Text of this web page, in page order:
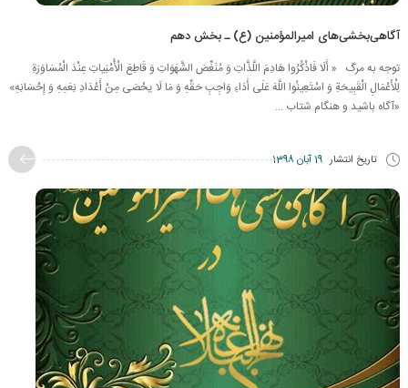
آگاهی‌بخشی‌های امیرالمؤمنین (ع) ـ بخش دهم
توجه به مرگ « أَلَا فَاذْكُرُوا هَادِمَ اللَّذَّاتِ وَ مُنَغِّصَ الشَّهَوَاتِ وَ قَاطِعَ الْأُمْنِیاتِ عِنْدَ الْمُسَاوَرَةِ
لِلْأَعْمَالِ الْقَبِیحَةِ وَ اسْتَعِینُوا اللَّهَ عَلَى أَدَاءِ وَاجِبِ حَقِّهِ وَ مَا لَا یحْصَى مِنْ أَعْدَادِ نِعَمِهِ وَ إِحْسَانِهِ»
«آگاه باشید و هنگام شتاب ...
تاریخ انتشار 19 آبان 1398